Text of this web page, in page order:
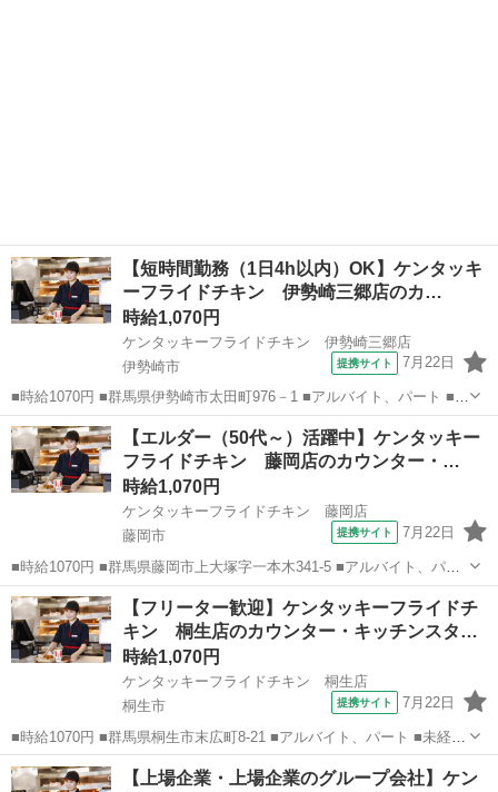
【短時間勤務（1日4h以内）OK】ケンタッキ
ーフライドチキン 伊勢崎三郷店のカ…
時給1,070円
ケンタッキーフライドチキン 伊勢崎三郷店
伊勢崎市
提携サイト 7月22日
■時給1070円 ■群馬県伊勢崎市太田町976－1 ■アルバイト、パート ■未
経験歓迎、高校生OK、フリーター歓迎、ミドル（40代～）活躍中、エ
ルダー（50代～）活躍中、シニア（60代～）活躍中、ボーナス・賞与
あり、昇給あり...
群馬 伊勢崎市 ファーストフード
【エルダー（50代～）活躍中】ケンタッキー
フライドチキン 藤岡店のカウンター・…
時給1,070円
ケンタッキーフライドチキン 藤岡店
藤岡市
提携サイト 7月22日
■時給1070円 ■群馬県藤岡市上大塚字一本木341-5 ■アルバイト、パー
ト ■未経験歓迎、高校生OK、フリーター歓迎、ミドル（40代～）活躍
中、エルダー（50代～）活躍中、シニア（60代～）活躍中、ボーナ
ス・賞与あり、昇...
群馬 藤岡市 ファーストフード
【フリーター歓迎】ケンタッキーフライドチ
キン 桐生店のカウンター・キッチンスタ…
時給1,070円
ケンタッキーフライドチキン 桐生店
桐生市
提携サイト 7月22日
■時給1070円 ■群馬県桐生市末広町8-21 ■アルバイト、パート ■未経験
歓迎、高校生OK、フリーター歓迎、ミドル（40代～）活躍中、エルダ
ー（50代～）活躍中、シニア（60代～）活躍中、ボーナス・賞与あ
群馬 桐生市 ファーストフード
【上場企業・上場企業のグループ会社】ケン